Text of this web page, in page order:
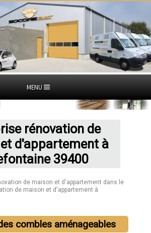
MENU
rénovation de
d'appartement à
39400
de maison et d'appartement dans le
de maison et d'appartement à
combles aménageables